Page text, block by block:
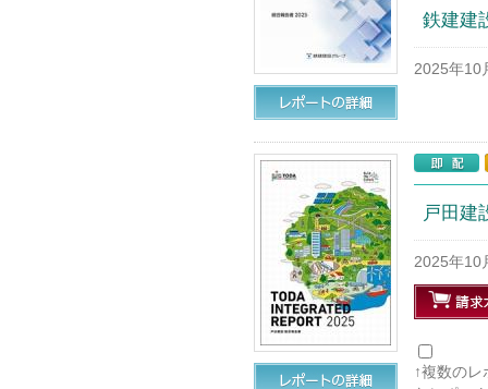
鉄建建
2025年10
戸田
2025年10
↑複数の